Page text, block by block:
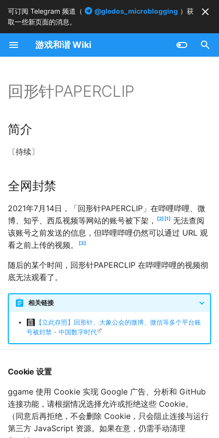
可订阅 Telegram 频道（ @gledos_microblogging ）获
取一些新页面的消息。
游戏和谐 Wiki
正
在
始
索
引
全网封禁
回形针PAPERCLIP
简介
〔待续〕
全网封禁
2021年7月14日，「回形针PAPERCLIP」在哔哩哔哩、微
博、知乎、西瓜视频等网站的账号被下架，
2 1
无法查阅
该账号之前发送的信息，但哔哩哔哩仍然可以通过 URL 观
看之前上传的视频。
3
随后的某个时间，回形针PAPERCLIP 在哔哩哔哩的视频彻
底无法观看了。
相关链接
【立此存照】回形针、大象公会的微博、微信等多个平台账
号被封禁 - 中国数字时代
午后狂睡, 「
之所以使用下架一词，是因为回形针的主页无法显示任何内容，包括
但不限于头像、名称、封禁说明等等，像是直接做了一个 404 页面一
样。
B站疑似并没完全封杀回形针 视频仍可看到
, 新浪网.
Cookie 设置
ggame 使用 Cookie 实现 Google 广告、分析和 GitHub
连接功能，请根据情况选择允许或拒绝这些 Cookie。
（同意后再拒绝，不会删除 Cookie，只会阻止连接与运行
第三方 JavaScript 资源。如果在意，仍需手动清理